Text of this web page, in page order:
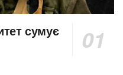
сумує